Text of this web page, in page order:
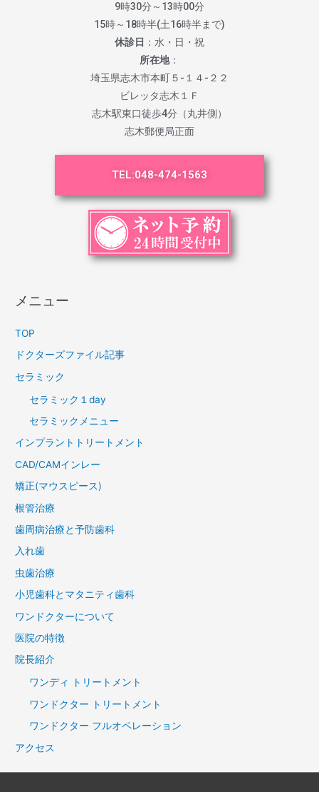
9時30分～13時00分
15時～18時半(土16時半まで)
休診日 ：水・日・祝
所在地：
埼玉県志木市本町５-１４-２２
ビレッタ志木１Ｆ
志木駅東口徒歩4分（丸井側）
志木郵便局正面
TEL:048-474-1563
メニュー
TOP
ドクターズファイル記事
セラミック
セラミック１day
セラミックメニュー
インプラントトリートメント
CAD/CAMインレー
矯正(マウスピース)
根管治療
歯周病治療と予防歯科
入れ歯
虫歯治療
小児歯科とマタニティ歯科
ワンドクターについて
医院の特徴
院長紹介
ワンディ トリートメント
ワンドクター トリートメント
ワンドクター フルオペレーション
アクセス